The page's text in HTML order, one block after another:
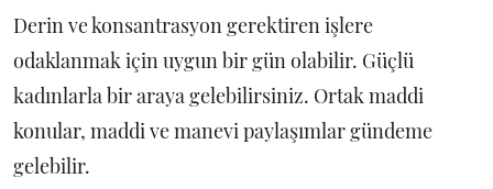
Derin ve konsantrasyon gerektiren işlere
odaklanmak için uygun bir gün olabilir. Güçlü
kadınlarla bir araya gelebilirsiniz. Ortak maddi
konular, maddi ve manevi paylaşımlar gündeme
gelebilir.